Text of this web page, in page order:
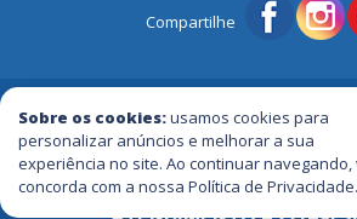
Sobre os cookies:usamos cookies para
personalizar anúncios e melhorar a sua
experiência no site. Ao continuar navegando,
concorda com a nossa Política de Privacidade.
Compartilhe
2005 / 2026 ® Todos os Direitos